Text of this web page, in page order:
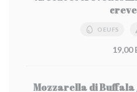
OEUFS
19,00
Mozzarella di